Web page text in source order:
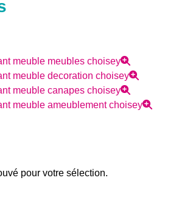
pour votre sélection.